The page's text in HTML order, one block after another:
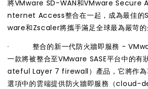
將VMware SD-WAN和VMware Secure
nternet Access整合在一起，成為最佳的
ware和Zscaler將攜手滿足全球最為嚴苛的
· 整合的新一代防火牆即服務 -
一款將被整合至VMware SASE平台中的有
ateful Layer 7 firewall）產品，它將作為
選項中的雲端提供防火牆即服務（